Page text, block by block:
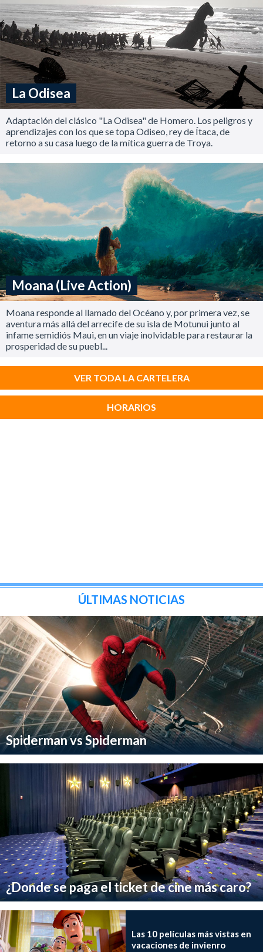
La Odisea
Adaptación del clásico "La Odisea" de Homero. Los peligros y
aprendizajes con los que se topa Odiseo, rey de Ítaca, de
retorno a su casa luego de la mítica guerra de Troya.
Moana (Live Action)
Moana responde al llamado del Océano y, por primera vez, se
aventura más allá del arrecife de su isla de Motunui junto al
infame semidiós Maui, en un viaje inolvidable para restaurar la
prosperidad de su puebl...
VER TODA LA CARTELERA
HORARIOS
ÚLTIMAS NOTICIAS
Spiderman vs Spiderman
¿Donde se paga el ticket de cine más caro?
Las 10 películas más vistas en
vacaciones de invienro